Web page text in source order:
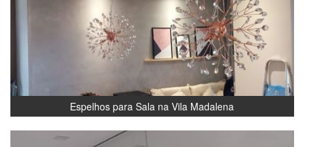
Espelhos para Sala na Vila Madalena